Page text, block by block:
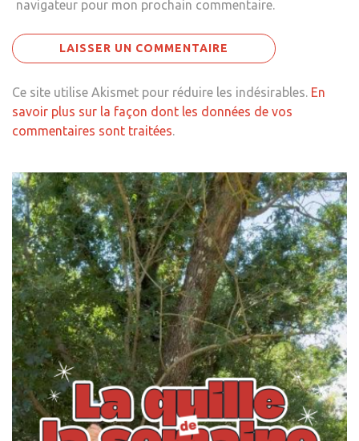
navigateur pour mon prochain commentaire.
Ce site utilise Akismet pour réduire les indésirables. En
savoir plus sur la façon dont les données de vos
commentaires sont traitées.